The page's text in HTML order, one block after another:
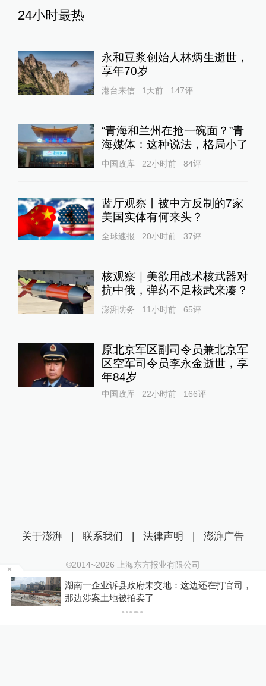
24小时最热
永和豆浆创始人林炳生逝世，
享年70岁
港台来信 1天前 147评
“青海和兰州在抢一碗面？”青
海媒体：这种说法，格局小了
中国政库 22小时前 84评
蓝厅观察丨被中方反制的7家
美国实体有何来头？
全球速报 20小时前 37评
核观察｜美欲用战术核武器对
抗中俄，弹药不足核武来凑？
澎湃防务 11小时前 65评
原北京军区副司令员兼北京军
区空军司令员李永金逝世，享
年84岁
中国政库 22小时前 166评
湖南一企业诉县政府未交地：这边还在打官司，
那边涉案土地被拍卖了
关于澎湃 | 联系我们 | 法律声明 | 澎湃广告
©2014~2026 上海东方报业有限公司
沪ICP证：沪B2-20170116 | 沪ICP备14003370号
互联网新闻信息服务许可证：31120170006
沪公网安备 31010602000299号